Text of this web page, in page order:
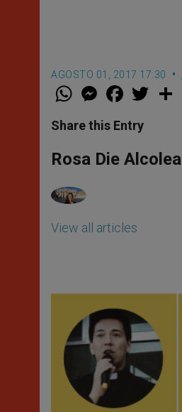
AGOSTO 01, 2017 17:30
W
t
s
p
p
M
e
s
e
g
e
F
a
e
b
o
k
w
r
Share this Entry
Rosa Die Alcolea
View all articles